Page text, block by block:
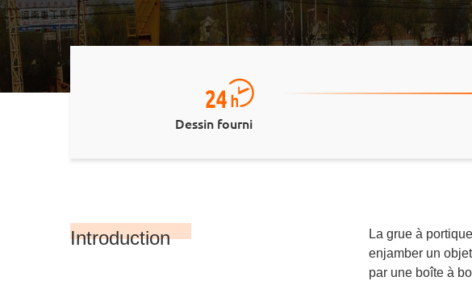
Dessin fourni
Introduction
La grue à
enjamber un
par une boîte à